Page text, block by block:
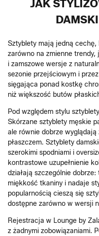
JAK
Sztyblety mają jedną
zarówno na zmienne
i zamszowe wersje z
sezonie przejściowym i
sięgająca ponad kostkę
niż większość butów
Pod względem stylu
Skórzane sztyblety męskie
ale równie dobrze
płaszczem. Sztyblety
szerokimi spodniami i
kontrastowe uzupełnienie
działają szczególnie
miękkość tkaniny i nadaje
popularnością cieszą się
dostępne zarówno w wersji
Rejestracja w Lounge by
z żadnymi zobowiązaniami.